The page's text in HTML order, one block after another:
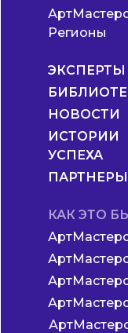
ЭКСПЕРТЫ
НОВОСТИ
ИСТОРИИ
УСПЕХА
ПАРТНЕРЫ
Регионы
КАК ЭТО